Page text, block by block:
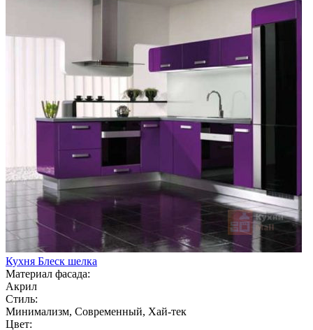
Кухня Блеск шелка
Материал фасада:
Акрил
Стиль:
Минимализм, Современный, Хай-тек
Цвет: